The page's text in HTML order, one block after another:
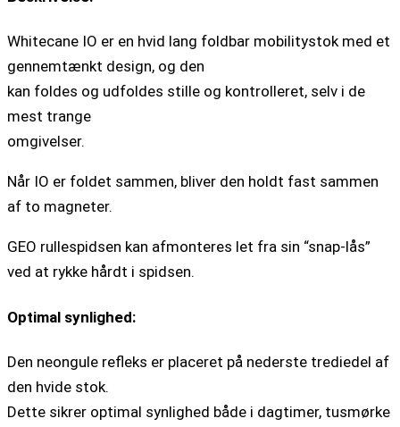
Whitecane IO er en hvid lang foldbar mobilitystok med et
gennemtænkt design, og den
kan foldes og udfoldes stille og kontrolleret, selv i de
mest trange
omgivelser.
Når IO er foldet sammen, bliver den holdt fast sammen
af to magneter.
GEO rullespidsen kan afmonteres let fra sin “snap-lås”
ved at rykke hårdt i spidsen.
Optimal synlighed:
Den neongule refleks er placeret på nederste trediedel af
den hvide stok.
Dette sikrer optimal synlighed både i dagtimer, tusmørke